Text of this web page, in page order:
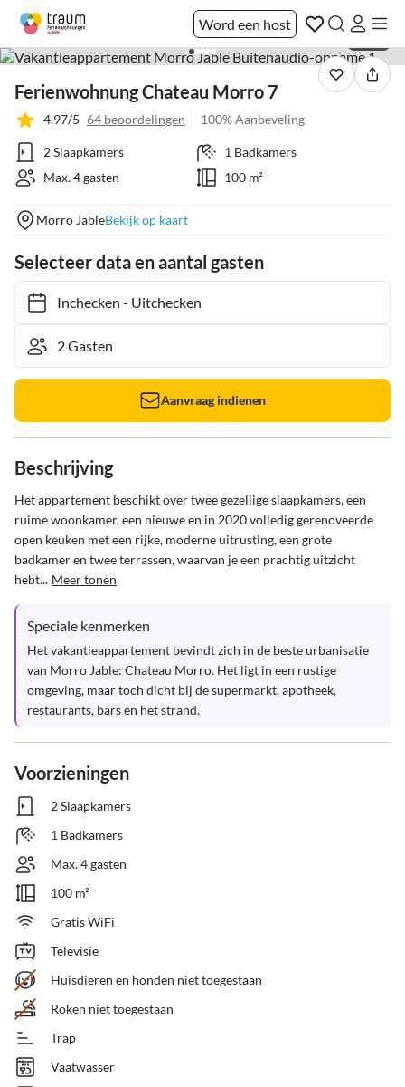
Word een host
Ferienwohnung Chateau Morro 7
4.97/5 64 beoordelingen 100% Aanbeveling
2 Slaapkamers
1 Badkamers
Max. 4 gasten
100 m²
Morro JableBekijk op kaart
Selecteer data en aantal gasten
Inchecken- Uitchecken
Aanvraag indienen
Beschrijving
Het appartement beschikt over twee gezellige slaapkamers, een
ruime woonkamer, een nieuwe en in 2020 volledig gerenoveerde
open keuken met een rijke, moderne uitrusting, een grote
badkamer en twee terrassen, waarvan je een prachtig uitzicht
hebt... Meer tonen
Speciale kenmerken
Het vakantieappartement bevindt zich in de beste urbanisatie
van Morro Jable: Chateau Morro. Het ligt in een rustige
omgeving, maar toch dicht bij de supermarkt, apotheek,
restaurants, bars en het strand.
Voorzieningen
2 Slaapkamers
1 Badkamers
Max. 4 gasten
100 m²
Gratis WiFi
Televisie
Huisdieren en honden niet toegestaan
Roken niet toegestaan
Trap
Vaatwasser